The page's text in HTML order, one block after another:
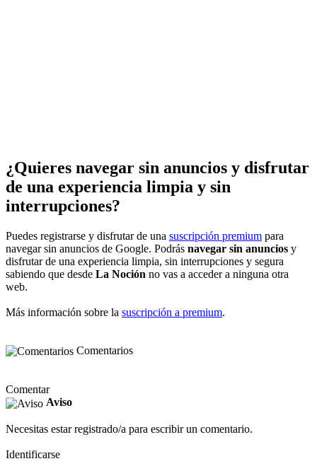
¿Quieres navegar sin anuncios y disfrutar
de una experiencia limpia y sin
interrupciones?
Puedes registrarse y disfrutar de una suscripción premium para
navegar sin anuncios de Google. Podrás navegar sin anuncios y
disfrutar de una experiencia limpia, sin interrupciones y segura
sabiendo que desde La Noción no vas a acceder a ninguna otra
web.
Más información sobre la suscripción a premium.
Comentarios
Comentar
Aviso
Necesitas estar registrado/a para escribir un comentario.
Identificarse